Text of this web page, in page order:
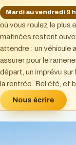
Mardi au vendredi 9
où vous roulez le plus
matinées restent
attendre : un véhicule
assurer pour le
départ, un imprévu
la rentrée. Bel été, et
Nous écrire